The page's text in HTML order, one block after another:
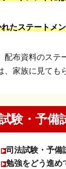
たステートメ
配布資料のステ
、家族に見ても
験・予備
司法試験・予備
勉強をどう進め